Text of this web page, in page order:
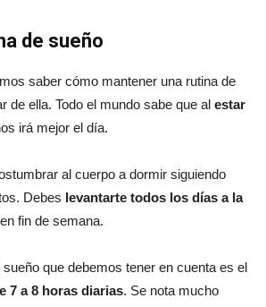
de sueño
saber cómo mantener una rutina de
de ella. Todo el mundo sabe que al estar
irá mejor el día.
al cuerpo a dormir siguiendo
Debes levantarte todos los días a la
fin de semana.
que debemos tener en cuenta es el
7 a 8 horas diarias. Se nota mucho